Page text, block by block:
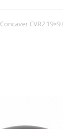
Concaver CVR2